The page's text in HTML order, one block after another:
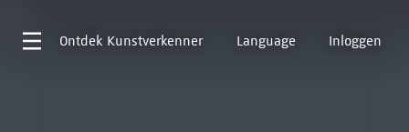
Ontdek Kunstverkenner Language Inloggen